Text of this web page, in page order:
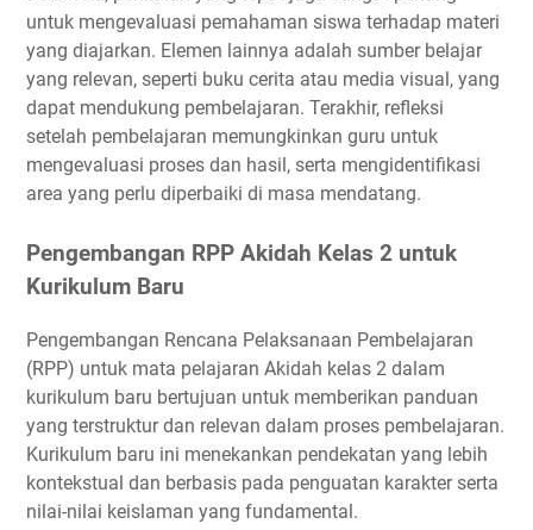
untuk mengevaluasi pemahaman siswa terhadap materi
yang diajarkan. Elemen lainnya adalah sumber belajar
yang relevan, seperti buku cerita atau media visual, yang
dapat mendukung pembelajaran. Terakhir, refleksi
setelah pembelajaran memungkinkan guru untuk
mengevaluasi proses dan hasil, serta mengidentifikasi
area yang perlu diperbaiki di masa mendatang.
Pengembangan RPP Akidah Kelas 2 untuk
Kurikulum Baru
Pengembangan Rencana Pelaksanaan Pembelajaran
(RPP) untuk mata pelajaran Akidah kelas 2 dalam
kurikulum baru bertujuan untuk memberikan panduan
yang terstruktur dan relevan dalam proses pembelajaran.
Kurikulum baru ini menekankan pendekatan yang lebih
kontekstual dan berbasis pada penguatan karakter serta
nilai-nilai keislaman yang fundamental.